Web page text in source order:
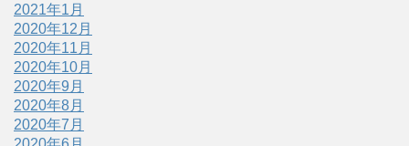
2021年1月
2020年12月
2020年11月
2020年10月
2020年9月
2020年8月
2020年7月